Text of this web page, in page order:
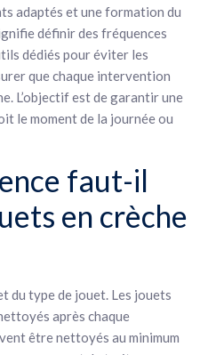
adaptés et une formation du
définir des fréquences
dédiés pour éviter les
que chaque intervention
L’objectif est de garantir une
le moment de la journée ou
faut-il
en crèche
du type de jouet. Les jouets
après chaque
être nettoyés au minimum